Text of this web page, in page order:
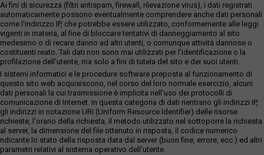
Ai fini di sicurezza (filtri antispam, firewall, rilevazione virus), i dati registrati
automaticamente possono eventualmente comprendere anche dati personali
come l'indirizzo IP, che potrebbe essere utilizzato, conformemente alle leggi
vigenti in materia, al fine di bloccare tentativi di danneggiamento al sito
medesimo o di recare danno ad altri utenti, o comunque attività dannose o
costituenti reato. Tali dati non sono mai utilizzati per l'identificazione o la
profilazione dell'utente, ma solo a fini di tutela del sito e dei suoi utenti.
I sistemi informatici e le procedure software preposte al funzionamento di
questo sito web acquisiscono, nel corso del loro normale esercizio, alcuni
dati personali la cui trasmissione è implicita nell'uso dei protocolli di
comunicazione di Internet. In questa categoria di dati rientrano gli indirizzi IP,
gli indirizzi in notazione URI (Uniform Resource Identifier) delle risorse
richieste, l'orario della richiesta, il metodo utilizzato nel sottoporre la richiesta
al server, la dimensione del file ottenuto in risposta, il codice numerico
ndicante lo stato della risposta data dal server (buon fine, errore, ecc.) ed altri
parametri relativi al sistema operativo dell'utente.